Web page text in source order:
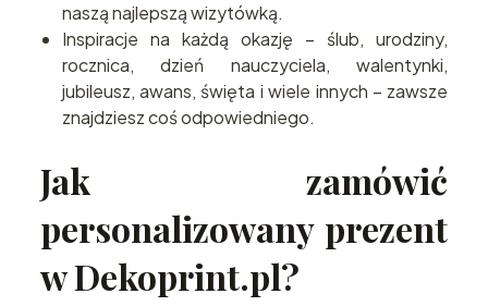
naszą najlepszą wizytówką.
Inspiracje na każdą okazję – ślub, urodziny,
rocznica, dzień nauczyciela, walentynki,
jubileusz, awans, święta i wiele innych – zawsze
znajdziesz coś odpowiedniego.
Jak zamówić
personalizowany prezent
w Dekoprint.pl?